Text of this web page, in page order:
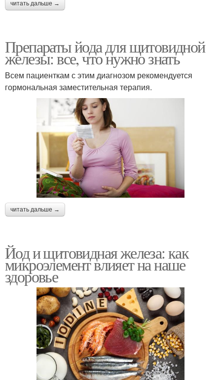
читать дальше →
Препараты йода для щитовидной
железы: все, что нужно знать
Всем пациенткам с этим диагнозом рекомендуется
гормональная заместительная терапия.
читать дальше →
Йод и щитовидная железа: как
микроэлемент влияет на наше
здоровье